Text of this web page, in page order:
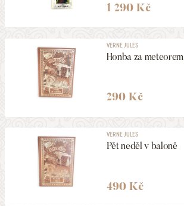
1 290 Kč
VERNE JULES
Honba za meteorem
290 Kč
VERNE JULES
Pět neděl v baloně
490 Kč